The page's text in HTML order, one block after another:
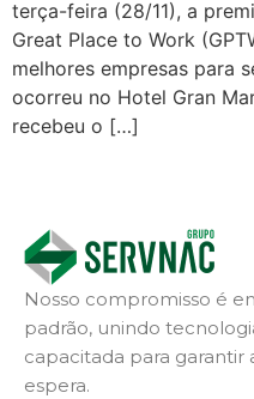
terça-feira (28/11), a
Great Place to Work
melhores empresas para
ocorreu no Hotel Gran
recebeu o […]
Nosso compromisso é
padrão, unindo
capacitada para
espera.